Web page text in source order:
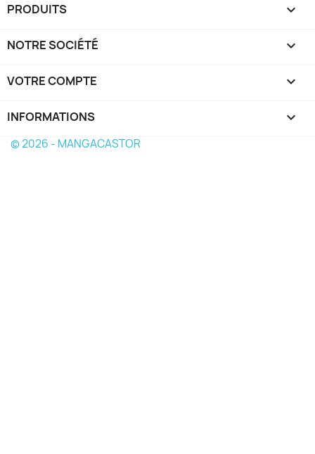
PRODUITS 
NOTRE SOCIÉTÉ 
VOTRE COMPTE 
INFORMATIONS keyboard_arrow_down
© 2026 - MANGACASTOR